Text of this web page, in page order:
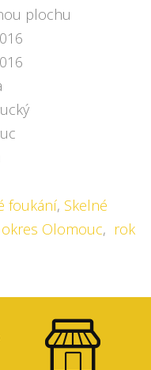
plochu
foukání, Skelné
okres Olomouc, rok